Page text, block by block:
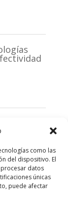
como las
del dispositivo. El
datos
únicas
puede afectar
la